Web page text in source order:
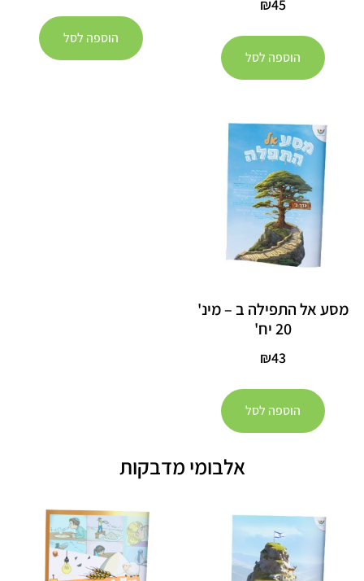
₪45
הוספה לסל
הוספה לסל
מסע אל התפילה ב – מינ'
20 יח'
₪43
הוספה לסל
אלבומי מדבקות